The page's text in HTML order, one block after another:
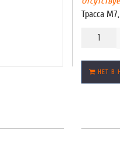
Трасса
НЕТ В